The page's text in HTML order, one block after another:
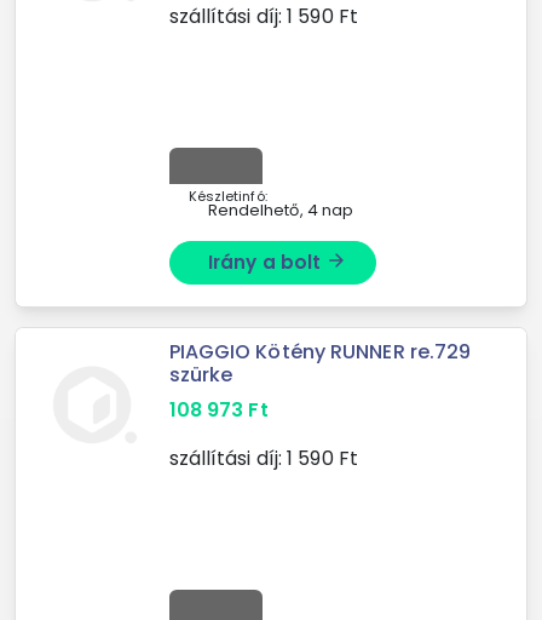
szállítási díj: 1 590Ft
Készletinfó:
Rendelhető, 4 nap
Irány a bolt arrow_forward
PIAGGIO Kötény RUNNER re.729
szürke
108 973 Ft
szállítási díj: 1 590Ft